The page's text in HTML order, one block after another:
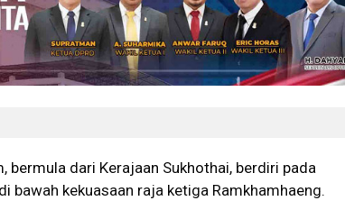
bermula dari Kerajaan Sukhothai, berdiri pada
bawah kekuasaan raja ketiga Ramkhamhaeng.